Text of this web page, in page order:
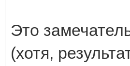
Это
(хотя,